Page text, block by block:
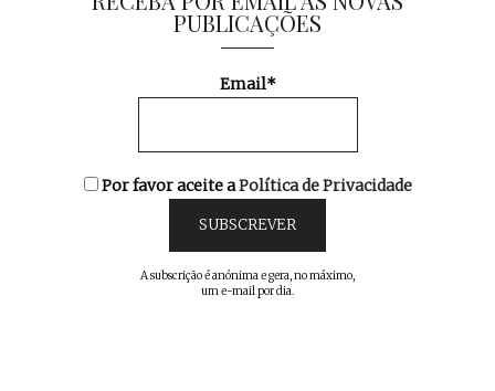
PUBLICAÇÕES
Email*
Por favor aceite aPolítica de Privacidade
A subscrição é anónima e gera, no máximo,
um e-mail por dia.